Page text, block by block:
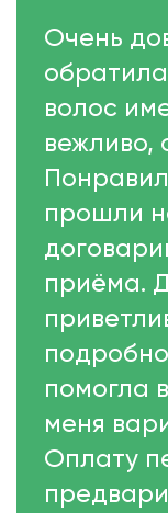
Очень
волос
вежливо,
прошли
приёма.
помогла
меня
Оплату